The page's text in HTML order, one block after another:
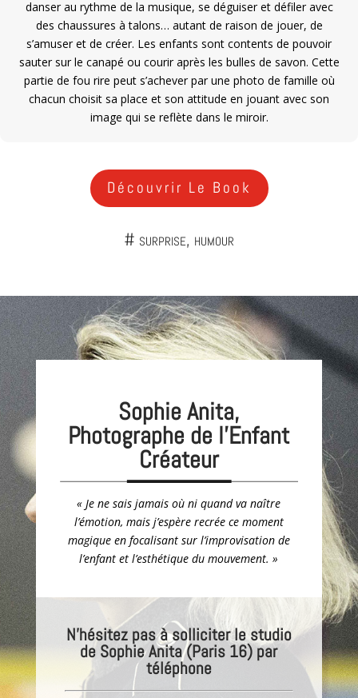
danser au rythme de la musique, se déguiser et défiler avec
des chaussures à talons… autant de raison de jouer, de
s’amuser et de créer. Les enfants sont contents de pouvoir
sauter sur le canapé ou courir après les bulles de savon. Cette
partie de fou rire peut s’achever par une photo de famille où
chacun choisit sa place et son attitude en jouant avec son
image qui se reflète dans le miroir.
Découvrir Le Book
# surprise, humour
Sophie Anita,
Photographe de l’Enfant
Créateur
« Je ne sais jamais où ni quand va naître
l’émotion, mais j’espère recrée ce moment
magique en focalisant sur l’improvisation de
l’enfant et l’esthétique du mouvement. »
N’hésitez pas à solliciter le studio
de Sophie Anita (Paris 16) par
téléphone